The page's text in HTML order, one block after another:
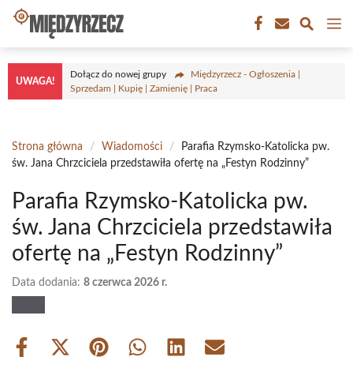
Przejdź
treści
UWAGA!
Dołącz do nowej grupy
Międzyrzecz - Ogłoszenia |
Sprzedam | Kupię | Zamienię | Praca
Strona główna / Wiadomości /
Parafia Rzymsko-Katolicka pw.
św. Jana Chrzciciela przedstawiła ofertę na „Festyn Rodzinny”
Parafia Rzymsko-Katolicka pw.
św. Jana Chrzciciela przedstawiła
ofertę na „Festyn Rodzinny”
Data dodania: 8 czerwca 2026 r.
Share
Share Share Share Share Share